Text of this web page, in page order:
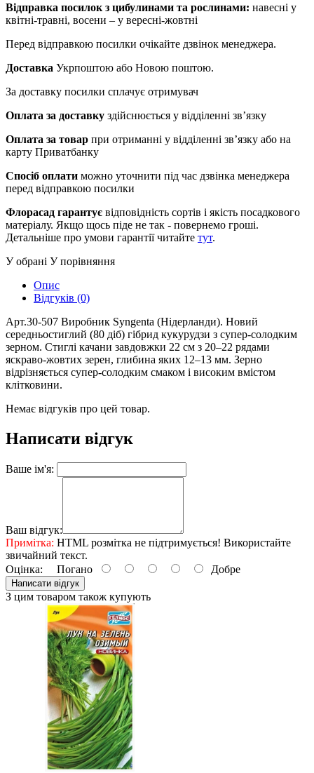
Відправка посилок з цибулинами та рослинами: навесні у
квітні-травні, восени – у вересні-жовтні
Перед відправкою посилки очікайте дзвінок менеджера.
Доставка Укрпоштою або Новою поштою.
За доставку посилки сплачує отримувач
Оплата за доставку здійснюється у відділенні зв’язку
Оплата за товар при отриманні у відділенні зв’язку або на
карту Приватбанку
Спосіб оплати можно уточнити під час дзвінка менеджера
перед відправкою посилки
Флорасад гарантує відповідність сортів і якість посадкового
матеріалу. Якщо щось піде не так - повернемо гроші.
Детальніше про умови гарантії читайте тут.
У обрані У порівняння
Опис
Відгуків (0)
Арт.30-507 Виробник Syngenta (Нідерланди). Новий
середньостиглий (80 діб) гібрид кукурудзи з супер-солодким
зерном. Стиглі качани завдовжки 22 см з 20–22 рядами
яскраво-жовтих зерен, глибина яких 12–13 мм. Зерно
відрізняється супер-солодким смаком і високим вмістом
клітковини.
Немає відгуків про цей товар.
Написати відгук
Ваше ім'я:
Ваш відгук:
Примітка: HTML розмітка не підтримується! Використайте
звичайний текст.
Оцінка: Погано Добре
Написати відгук
З цим товаром також купують